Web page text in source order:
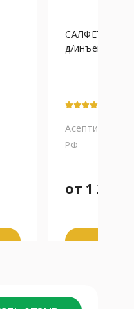
САЛФЕТКИ
д/инъекц
Асептика
РФ
от 1 299